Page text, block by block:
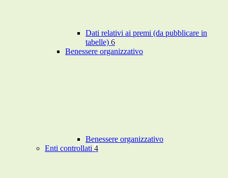
Dati relativi ai premi (da pubblicare in
tabelle) 6
Benessere organizzativo
Benessere organizzativo
Enti controllati 4